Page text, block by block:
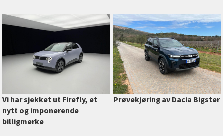
Vi har sjekket ut Firefly, et
nytt og imponerende
billigmerke
Prøvekjøring av Dacia Bigster